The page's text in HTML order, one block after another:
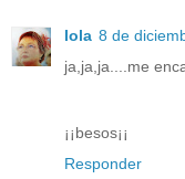
lola 8 de
ja,ja,ja....me
¡¡besos¡¡
Responder